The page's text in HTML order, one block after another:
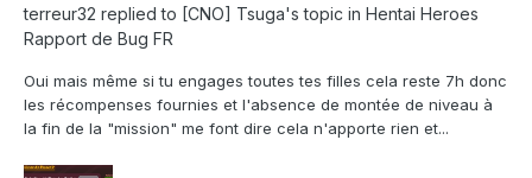
terreur32 replied to [CNO] Tsuga's topic in Hentai Heroes
Rapport de Bug FR
Oui mais même si tu engages toutes tes filles cela reste 7h donc
les récompenses fournies et l'absence de montée de niveau à
la fin de la "mission" me font dire cela n'apporte rien et...